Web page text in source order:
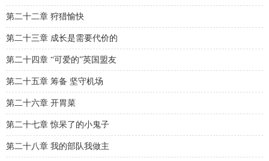
第二十二章 狩猎愉快
第二十三章 成长是需要代价的
第二十四章 “可爱的”英国盟友
第二十五章 筹备 坚守机场
第二十六章 开胃菜
第二十七章 惊呆了的小鬼子
第二十八章 我的部队我做主